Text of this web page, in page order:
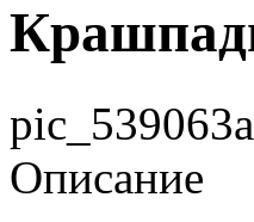
Описание